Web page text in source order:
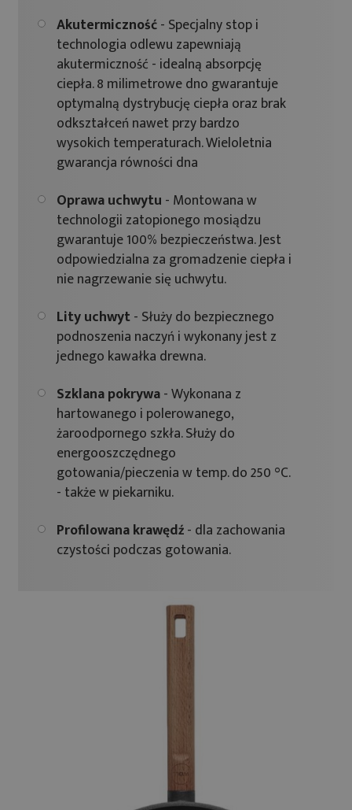
Akutermiczność- Specjalny stop i
technologia odlewu zapewniają
akutermiczność - idealną absorpcję
ciepła. 8 milimetrowe dno gwarantuje
optymalną dystrybucję ciepła oraz brak
odkształceń nawet przy bardzo
wysokich temperaturach. Wieloletnia
gwarancja równości dna
Oprawa uchwytu - Montowana w
technologii zatopionego mosiądzu
gwarantuje 100% bezpieczeństwa. Jest
odpowiedzialna za gromadzenie ciepła i
nie nagrzewanie się uchwytu.
Lity uchwyt- Służy do bezpiecznego
podnoszenia naczyń i wykonany jest z
jednego kawałka drewna.
Szklana pokrywa- Wykonana z
hartowanego i polerowanego,
żaroodpornego szkła. Służy do
energooszczędnego
gotowania/pieczenia w temp. do 250 °C.
- także w piekarniku.
Profilowana krawędź- dla zachowania
czystości podczas gotowania.